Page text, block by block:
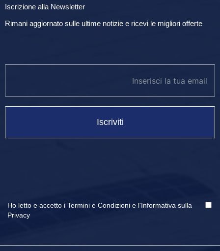
Iscrizione alla Newsletter
Rimani aggiornato sulle ultime notizie e ricevi le migliori offerte
Iscriviti
Ho letto e accetto i Termini e Condizioni e l'Informativa sulla
Privacy